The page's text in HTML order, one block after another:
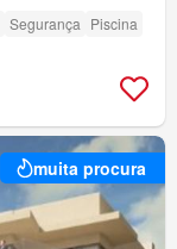
Segurança Piscina
muita procura